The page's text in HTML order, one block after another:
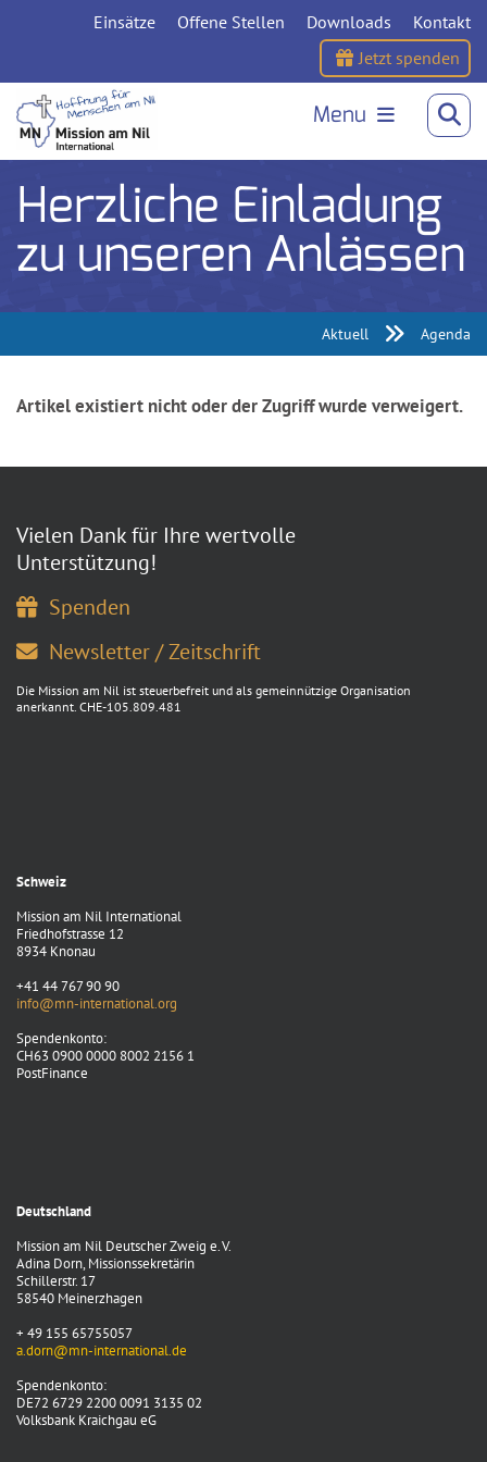
Einsätze Offene Stellen Downloads
Kontakt
Jetzt spenden
Menu
Herzliche Einladung
zu unseren Anlässen
Aktuell Agenda
Artikel existiert nicht oder der Zugriff wurde verweigert.
Vielen Dank für Ihre wertvolle
Unterstützung!
Spenden
Newsletter / Zeitschrift
Die Mission am Nil ist steuerbefreit und als gemeinnützige Organisation
anerkannt. CHE-105.809.481
Schweiz
Mission am Nil International
Friedhofstrasse 12
8934 Knonau
+41 44 767 90 90
info@mn-international.org
Spendenkonto:
CH63 0900 0000 8002 2156 1
PostFinance
Deutschland
Mission am Nil Deutscher Zweig e. V.
Adina Dorn, Missionssekretärin
Schillerstr. 17
58540 Meinerzhagen
+ 49 155 65755057
a.dorn@mn-international.de
Spendenkonto:
DE72 6729 2200 0091 3135 02
Volksbank Kraichgau eG